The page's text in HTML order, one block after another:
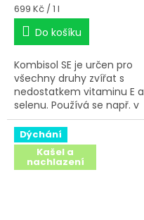
Měrná
cena:
699 Kč / 1 l
Do košíku
Kombisol SE je určen pro
všechny druhy zvířat s
nedostatkem vitaminu E a
selenu. Používá se např. v
zátěžových situacích
(teplotní a transportní
stres), podporuje pohlavní
aktivitu a reprodukční
schopnosti.
Dýchání
Kašel a
nachlazení